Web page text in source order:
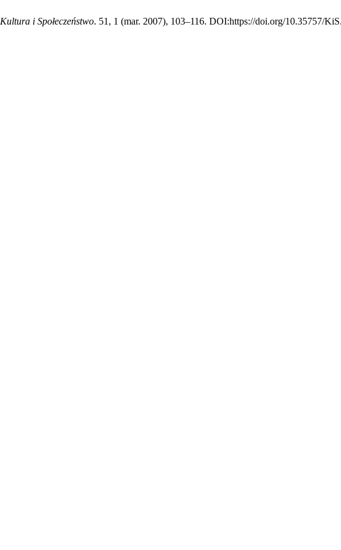
Kultura i Społeczeństwo. 51, 1 (mar. 2007), 103–116. DOI:https://doi.org/10.35757/